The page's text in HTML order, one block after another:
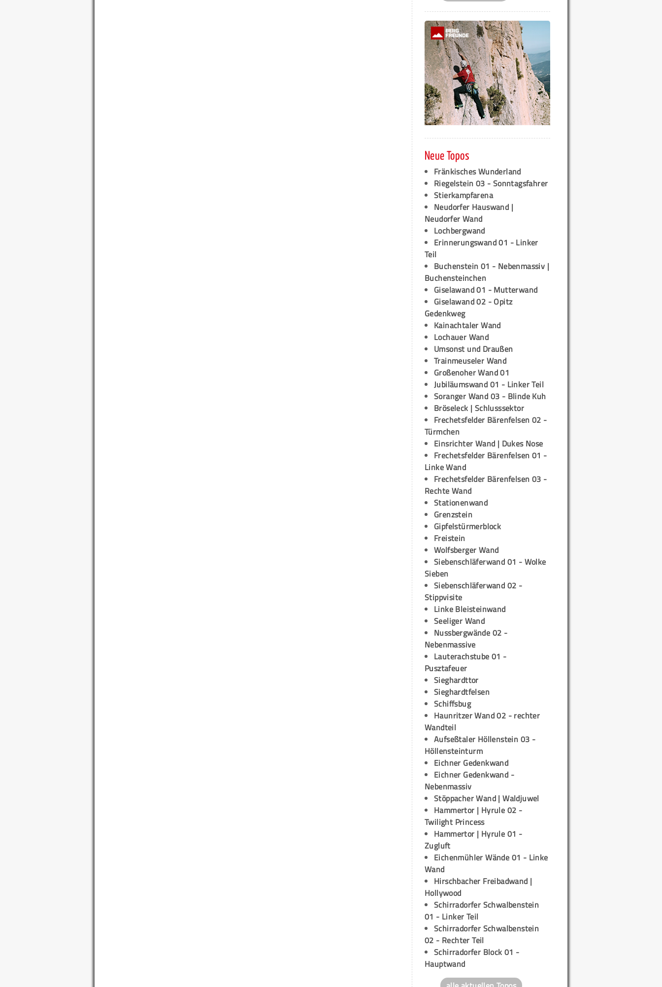
Neue Topos
Fränkisches Wunderland
Riegelstein 03 - Sonntagsfahrer
Stierkampfarena
Neudorfer Hauswand |
Neudorfer Wand
Lochbergwand
Erinnerungswand 01 - Linker
Teil
Buchenstein 01 - Nebenmassiv |
Buchensteinchen
Giselawand 01 - Mutterwand
Giselawand 02 - Opitz
Gedenkweg
Kainachtaler Wand
Lochauer Wand
Umsonst und Draußen
Trainmeuseler Wand
Großenoher Wand 01
Jubiläumswand 01 - Linker Teil
Soranger Wand 03 - Blinde Kuh
Bröseleck | Schlusssektor
Frechetsfelder Bärenfelsen 02 -
Türmchen
Einsrichter Wand | Dukes Nose
Frechetsfelder Bärenfelsen 01 -
Linke Wand
Frechetsfelder Bärenfelsen 03 -
Rechte Wand
Stationenwand
Grenzstein
Gipfelstürmerblock
Freistein
Wolfsberger Wand
Siebenschläferwand 01 - Wolke
Sieben
Siebenschläferwand 02 -
Stippvisite
Linke Bleisteinwand
Seeliger Wand
Nussbergwände 02 -
Nebenmassive
Lauterachstube 01 -
Pusztafeuer
Sieghardttor
Sieghardtfelsen
Schiffsbug
Haunritzer Wand 02 - rechter
Wandteil
Aufseßtaler Höllenstein 03 -
Höllensteinturm
Eichner Gedenkwand
Eichner Gedenkwand -
Nebenmassiv
Stöppacher Wand | Waldjuwel
Hammertor | Hyrule 02 -
Twilight Princess
Hammertor | Hyrule 01 -
Zugluft
Eichenmühler Wände 01 - Linke
Wand
Hirschbacher Freibadwand |
Hollywood
Schirradorfer Schwalbenstein
01 - Linker Teil
Schirradorfer Schwalbenstein
02 - Rechter Teil
Schirradorfer Block 01 -
Hauptwand